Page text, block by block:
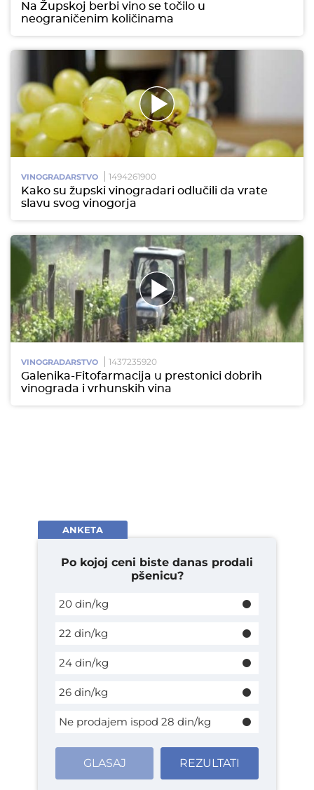
Na Župskoj berbi vino se točilo u
neograničenim količinama
VINOGRADARSTVO 1494261900
Kako su župski vinogradari odlučili da vrate
slavu svog vinogorja
VINOGRADARSTVO 1437235920
Galenika-Fitofarmacija u prestonici dobrih
vinograda i vrhunskih vina
ANKETA
Po kojoj ceni biste danas prodali
pšenicu?
20 din/kg
22 din/kg
24 din/kg
26 din/kg
Ne prodajem ispod 28 din/kg
GLASAJ REZULTATI